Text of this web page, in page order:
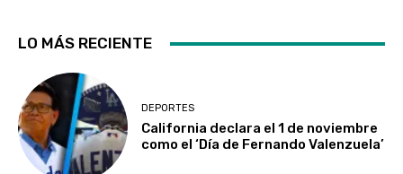
LO MÁS RECIENTE
DEPORTES
California declara el 1 de noviembre
como el ‘Día de Fernando Valenzuela’